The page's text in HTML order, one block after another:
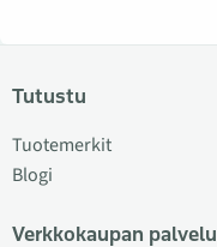
Tutustu
Tuotemerkit
Blogi
Verkkokaupan palvelu